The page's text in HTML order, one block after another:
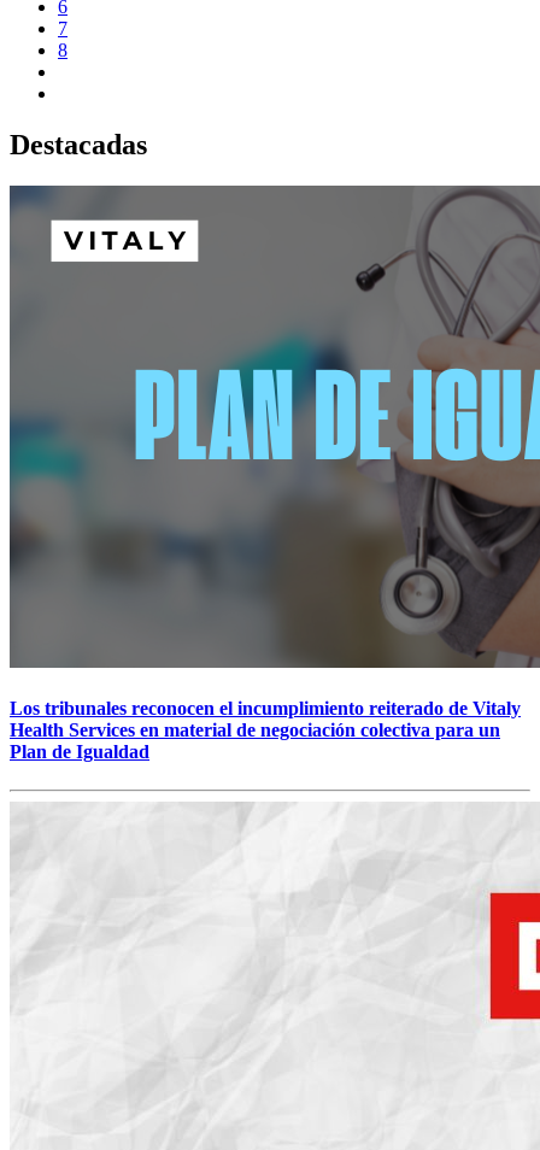
6
7
8
Destacadas
Los tribunales reconocen el incumplimiento reiterado de Vitaly
Health Services en material de negociación colectiva para un
Plan de Igualdad